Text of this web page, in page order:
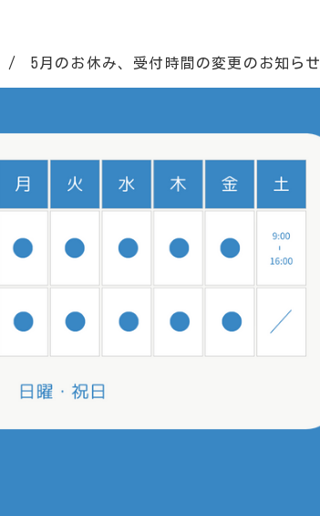
5月のお休み、受付時間の変更のお知らせ